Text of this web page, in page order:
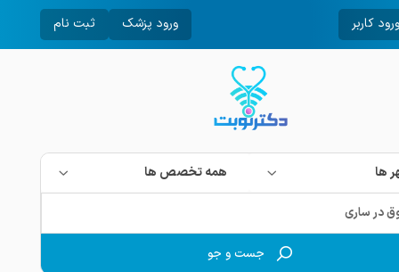
ورود کاربر ورود پزشک ثبت نام
ها همه تخصص ها
جست و جو